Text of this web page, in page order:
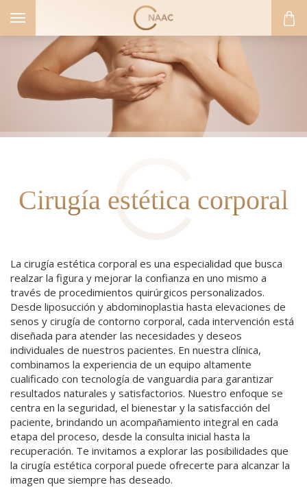
Toggle
navigation
Cirugía estética corporal
La cirugía estética corporal es una especialidad que busca
realzar la figura y mejorar la confianza en uno mismo a
través de procedimientos quirúrgicos personalizados.
Desde liposucción y abdominoplastia hasta elevaciones de
senos y cirugía de contorno corporal, cada intervención está
diseñada para atender las necesidades y deseos
individuales de nuestros pacientes. En nuestra clínica,
combinamos la experiencia de un equipo altamente
cualificado con tecnología de vanguardia para garantizar
resultados naturales y satisfactorios. Nuestro enfoque se
centra en la seguridad, el bienestar y la satisfacción del
paciente, brindando un acompañamiento integral en cada
etapa del proceso, desde la consulta inicial hasta la
recuperación. Te invitamos a explorar las posibilidades que
la cirugía estética corporal puede ofrecerte para alcanzar la
imagen que siempre has deseado.